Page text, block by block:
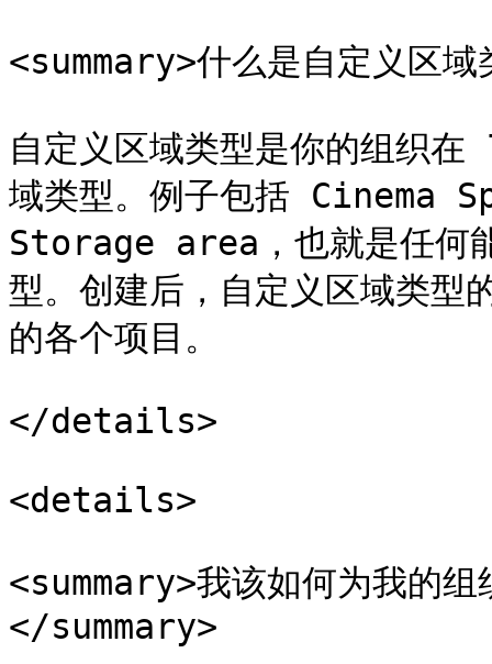
<summary>什么是自定义区
自定义区域类型是你的组织
域类型。例子包括 Cinema
Storage area，也就是任何
型。创建后，自定义区域类型
的各个项目。
</details>
<details>
<summary>我该如何为我的
</summary>